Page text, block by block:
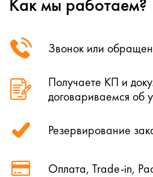
Как мы работаем?
Звонок или
Получаете КП и
договариваемся об
Резервирование
Оплата, Trade-in,